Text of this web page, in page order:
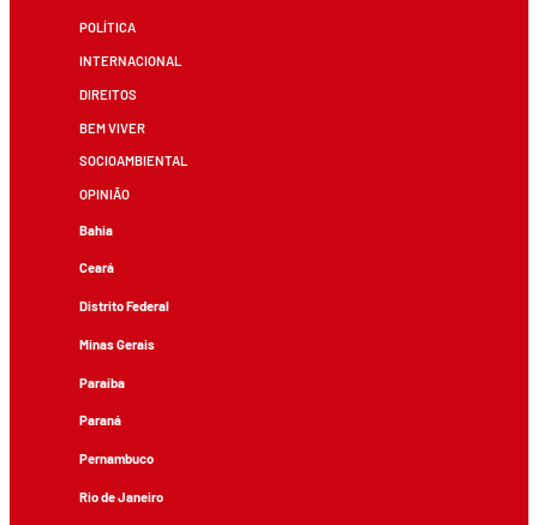
POLÍTICA
INTERNACIONAL
DIREITOS
BEM VIVER
SOCIOAMBIENTAL
OPINIÃO
Bahia
Ceará
Distrito Federal
Minas Gerais
Paraíba
Paraná
Pernambuco
Rio de Janeiro